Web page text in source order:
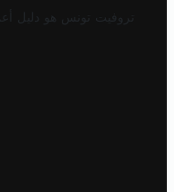
تروفيت تونس هو دليل